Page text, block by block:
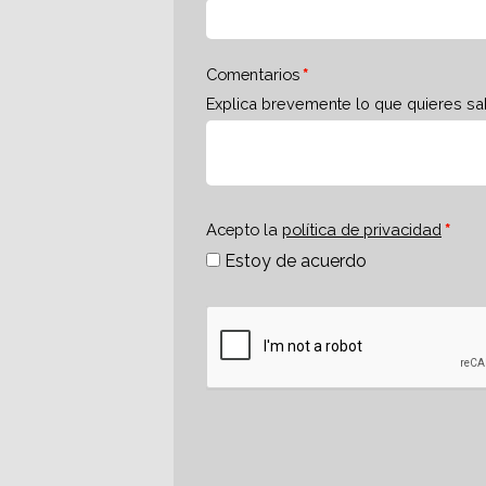
Comentarios
Explica brevemente lo que quieres
Acepto la política de privacidad
Estoy de acuerdo